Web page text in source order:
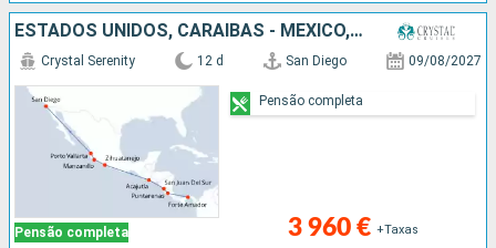
ESTADOS UNIDOS, CARAIBAS - MEXICO, SALVADOR, NICARÁGUA, COSTA RICA, PANAMA
Pensão completa
Crystal Serenity 12 d San Diego 09/08/2027
3 960 € +Taxas
Pensão completa